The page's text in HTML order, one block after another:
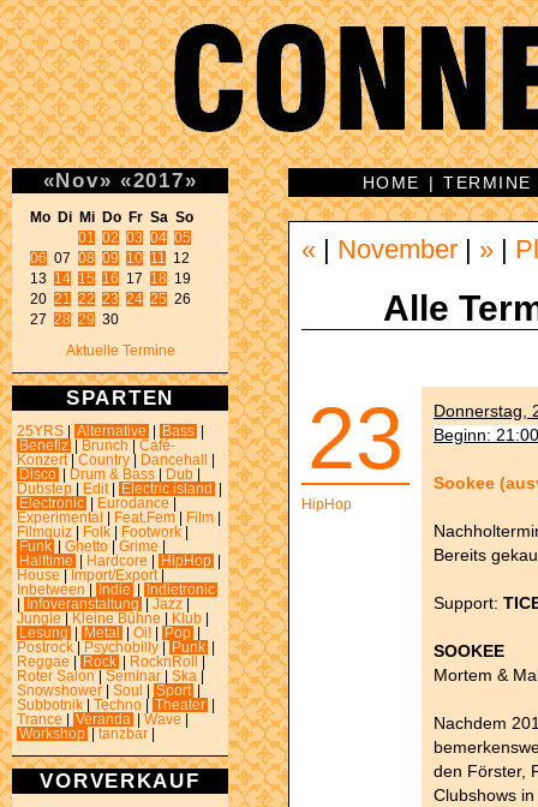
«Nov» «2017»
Mo Di Mi Do Fr Sa So
01
02 03 04 05
06 07 08 09 10 11
12
13 14 15 16 17 18 19
20 21 22 23 24 25 26
27 28 29 30
Aktuelle Termine
SPARTEN
25YRS Alternative Bass
Benefiz
Brunch
Café-
Konzert
Country Dancehall
Disco
Drum & Bass Dub
Dubstep
Edit Electric island
Electronic
Eurodance
Experimental
Feat.Fem Film
Filmquiz
Folk Footwork
Funk
Ghetto Grime
Halftime
Hardcore HipHop
House
Import/Export
Inbetween
Indie
Indietronic
Infoveranstaltung Jazz
Jungle
Kleine Bühne Klub
Lesung
Metal Oi! Pop
Postrock
Psychobilly Punk
Reggae
Rock RocknRoll
Roter Salon
Seminar Ska
Snowshower
Soul Sport
Subbotnik
Techno Theater
Trance
Veranda Wave
Workshop
tanzbar
VORVERKAUF
HOME |TERMINE
« November »
Alle
23
HipHop
Donnerstag,
Beginn:
Sookee
Bereits
Support:
SOOKEE
Mortem &
Nachdem
den Förster,
Clubshows